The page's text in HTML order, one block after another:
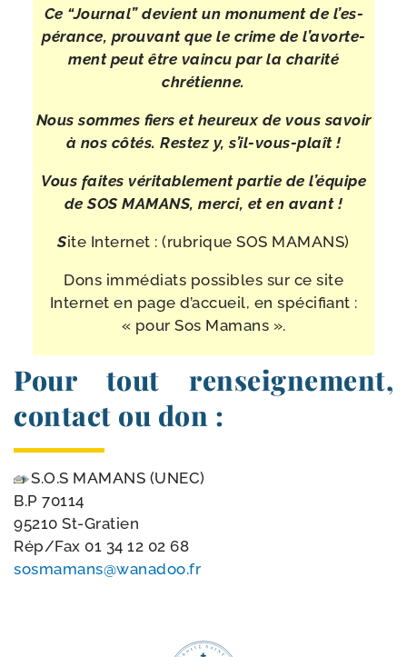
Ce “Journal” devient un monu­ment de l’es­
pé­rance, prou­vant que le crime de l’a­vor­te­
ment peut être vain­cu par la cha­ri­té
chrétienne.
Nous sommes fiers et heu­reux de vous savoir
à nos côtés. Restez y, s’il-​vous-​plaît !
Vous faites véri­ta­ble­ment par­tie de l’é­quipe
de SOS MAMANS, mer­ci, et en avant !
Site Internet : (rubrique SOS MAMANS)
Dons immé­diats pos­sibles sur ce site
Internet en page d’accueil, en spé­ci­fiant :
« pour Sos Mamans ».
Pour tout renseignement,
contact ou don :
S.O.S MAMANS (UNEC)
B.P 70114
95210 St-Gratien
Rép/​Fax 01 34 12 02 68
sosmamans@​wanadoo.​fr